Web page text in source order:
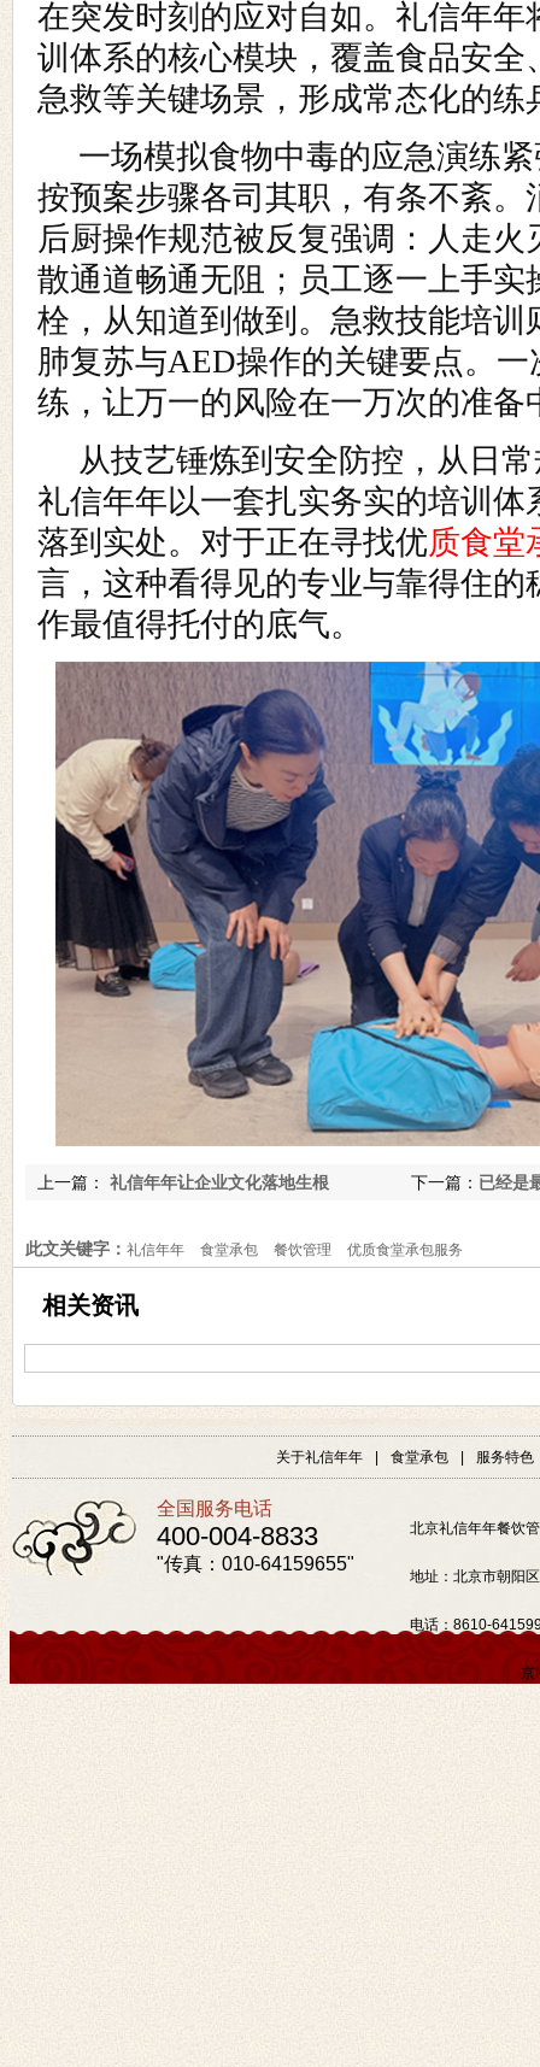
在突发时刻的应对自如。礼信年年
训体系的核心模块，覆盖食品安全
急救等关键场景，形成常态化的练
一场模拟食物中毒的应急演练紧
按预案步骤各司其职，有条不紊。
后厨操作规范被反复强调：人走火
散通道畅通无阻；员工逐一上手实
栓，从知道到做到。急救技能培训
肺复苏与AED操作的关键要点。
练，让万一的风险在一万次的准备
从技艺锤炼到安全防控，从日常
礼信年年以一套扎实务实的培训体
落到实处。对于正在寻找优质食堂
言，这种看得见的专业与靠得住的
作最值得托付的底气。
下一篇： 已经是
上一篇： 礼信年年让企业文化落地生根
此文关键字： 礼信年年 食堂承包 餐饮管理 优质食堂承包服务
相关资讯
关于礼信年年 | 食堂承包 | 服务特色
全国服务电话
400-004-8833
传真：010-64159655
北京礼信年年餐饮
地址：北京市朝阳
电话：8610-
京